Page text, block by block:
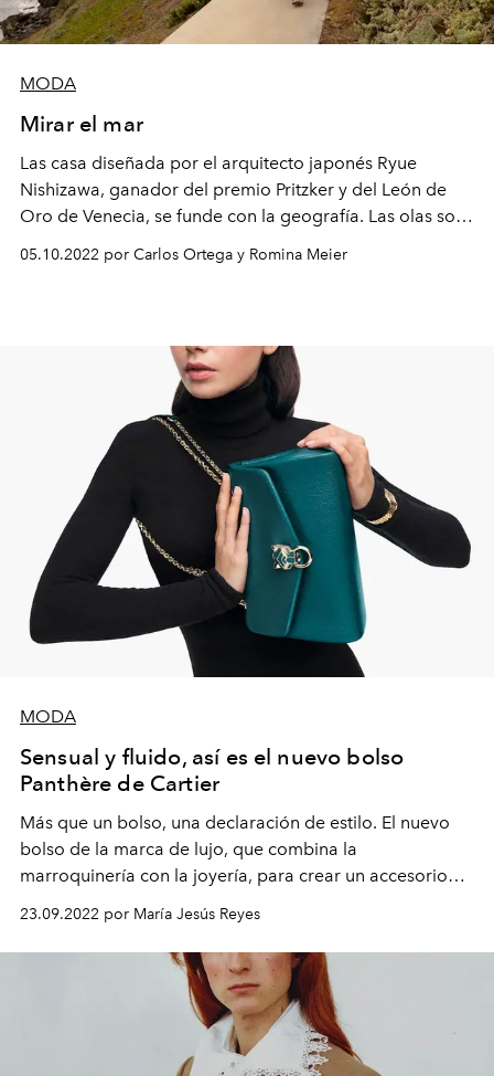
MODA
Mirar el mar
Las casa diseñada por el arquitecto japonés Ryue
Nishizawa, ganador del premio Pritzker y del León de
Oro de Venecia, se funde con la geografía. Las olas son
conversa con la indumentaria.
05.10.2022 por Carlos Ortega y Romina Meier
MODA
Sensual y fluido, así es el nuevo bolso
Panthère de Cartier
Más que un bolso, una declaración de estilo. El nuevo
bolso de la marca de lujo, que combina la
marroquinería con la joyería, para crear un accesorio
23.09.2022 por María Jesús Reyes